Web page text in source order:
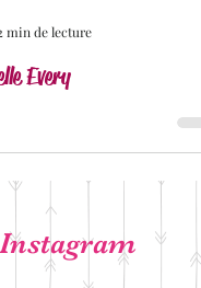
min de lecture
Every